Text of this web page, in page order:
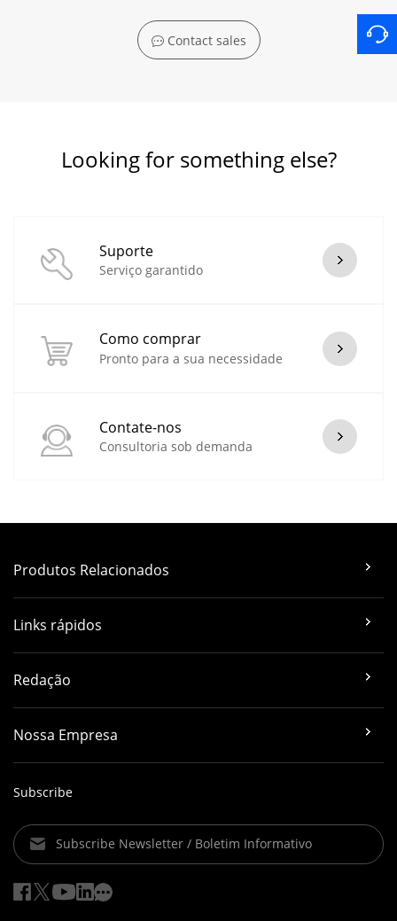
Contact sales
Looking for something else?
Suporte
Serviço garantido
Como comprar
Pronto para a sua necessidade
Contate-nos
Consultoria sob demanda
Produtos Relacionados
Links rápidos
Redação
Nossa Empresa
Subscribe
Subscribe Newsletter / Boletim Informativo